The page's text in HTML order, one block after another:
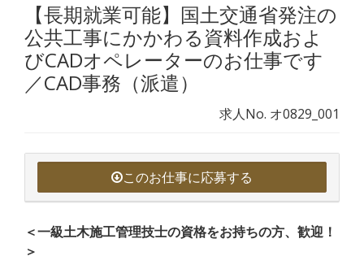
【長期就業可能】国土交通省発注の
公共工事にかかわる資料作成およ
びCADオペレーターのお仕事です
／CAD事務（派遣）
求人No. オ0829_001
このお仕事に応募する
＜一級土木施工管理技士の資格をお持ちの方、歓迎！
＞